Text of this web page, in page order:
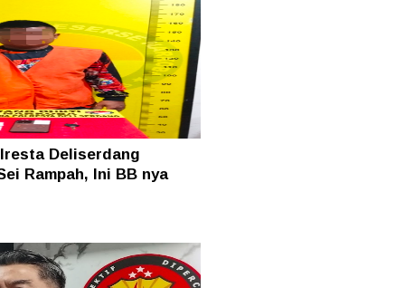
Deliserdang
Rampah, Ini BB nya